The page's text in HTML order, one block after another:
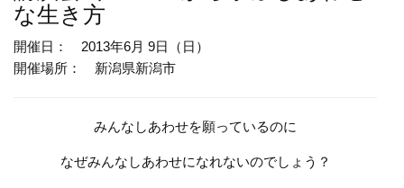
な生き方
開催日： 2013年6月 9日（日）
開催場所： 新潟県新潟市
みんなしあわせを願っているのに
なぜみんなしあわせになれないのでしょう？